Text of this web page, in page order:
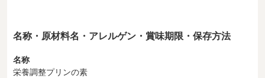
名称・原材料名・アレルゲン・賞味期限・保存方法
名称
栄養調整プリンの素